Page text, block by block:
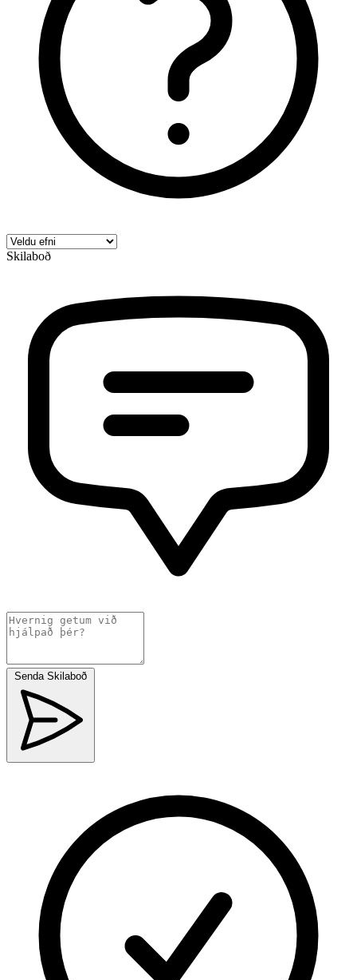
Skilaboð
Senda Skilaboð